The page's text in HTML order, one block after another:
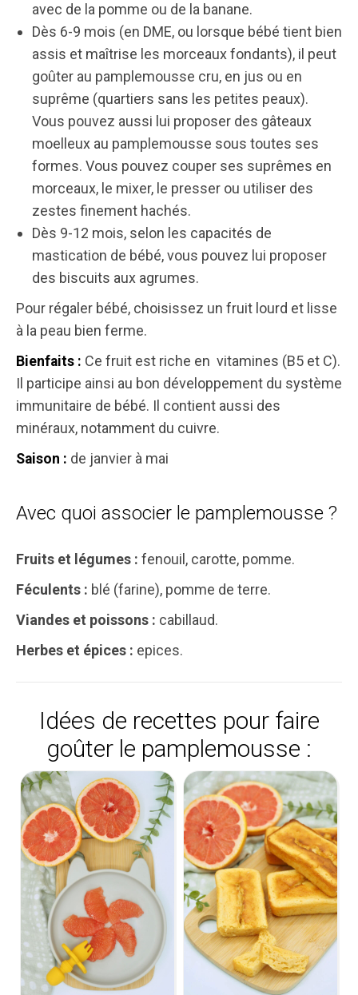
avec de la pomme ou de la banane.
Dès 6-9 mois (en DME, ou lorsque bébé tient bien
assis et maîtrise les morceaux fondants), il peut
goûter au pamplemousse cru, en jus ou en
suprême (quartiers sans les petites peaux).
Vous pouvez aussi lui proposer des gâteaux
moelleux au pamplemousse sous toutes ses
formes. Vous pouvez couper ses suprêmes en
morceaux, le mixer, le presser ou utiliser des
zestes finement hachés.
Dès 9-12 mois, selon les capacités de
mastication de bébé, vous pouvez lui proposer
des biscuits aux agrumes.
Pour régaler bébé, choisissez un fruit lourd et lisse
à la peau bien ferme.
Bienfaits : Ce fruit est riche en vitamines (B5 et C).
Il participe ainsi au bon développement du système
immunitaire de bébé. Il contient aussi des
minéraux, notamment du cuivre.
Saison : de janvier à mai
Avec quoi associer le pamplemousse ?
Fruits et légumes : fenouil, carotte, pomme.
Féculents : blé (farine), pomme de terre.
Viandes et poissons : cabillaud.
Herbes et épices : epices.
Idées de recettes pour faire
goûter le pamplemousse :